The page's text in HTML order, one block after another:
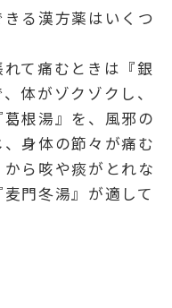
る漢方薬はいくつ
て痛むときは『銀
体がゾクゾクし、
根湯』を、風邪の
身体の節々が痛む
ら咳や痰がとれな
門冬湯』が適して